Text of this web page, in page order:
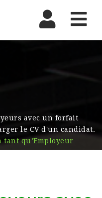
avec un forfait
le CV d'un candidat.
tant qu’Employeur